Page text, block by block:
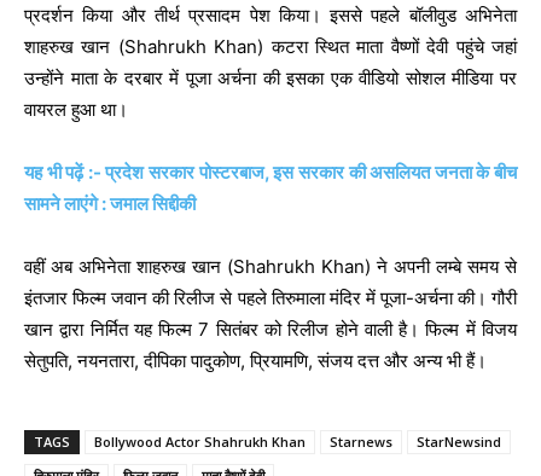
प्रदर्शन किया और तीर्थ प्रसादम पेश किया। इससे पहले बॉलीवुड अभिनेता
शाहरुख खान (Shahrukh Khan) कटरा स्थित माता वैष्णों देवी पहुंचे जहां
उन्होंने माता के दरबार में पूजा अर्चना की इसका एक वीडियो सोशल मीडिया पर
वायरल हुआ था।
यह भी पढ़ें :- प्रदेश सरकार पोस्टरबाज, इस सरकार की असलियत जनता के बीच
सामने लाएंगे : जमाल सिद्दीकी
वहीं अब अभिनेता शाहरुख खान (Shahrukh Khan) ने अपनी लम्बे समय से
इंतजार फिल्म जवान की रिलीज से पहले तिरुमाला मंदिर में पूजा-अर्चना की। गौरी
खान द्वारा निर्मित यह फिल्म 7 सितंबर को रिलीज होने वाली है। फिल्म में विजय
सेतुपति, नयनतारा, दीपिका पादुकोण, प्रियामणि, संजय दत्त और अन्य भी हैं।
TAGS Bollywood Actor Shahrukh Khan Starnews
StarNewsind